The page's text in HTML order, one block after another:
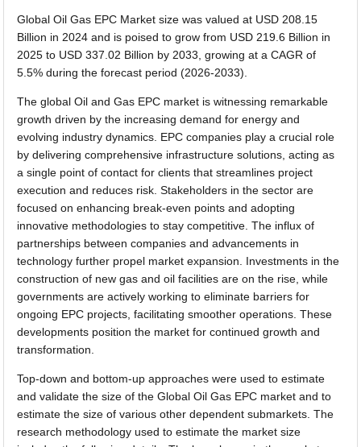
Global Oil Gas EPC Market size was valued at USD 208.15
Billion in 2024 and is poised to grow from USD 219.6 Billion in
2025 to USD 337.02 Billion by 2033, growing at a CAGR of
5.5% during the forecast period (2026-2033).
The global Oil and Gas EPC market is witnessing remarkable
growth driven by the increasing demand for energy and
evolving industry dynamics. EPC companies play a crucial role
by delivering comprehensive infrastructure solutions, acting as
a single point of contact for clients that streamlines project
execution and reduces risk. Stakeholders in the sector are
focused on enhancing break-even points and adopting
innovative methodologies to stay competitive. The influx of
partnerships between companies and advancements in
technology further propel market expansion. Investments in the
construction of new gas and oil facilities are on the rise, while
governments are actively working to eliminate barriers for
ongoing EPC projects, facilitating smoother operations. These
developments position the market for continued growth and
transformation.
Top-down and bottom-up approaches were used to estimate
and validate the size of the Global Oil Gas EPC market and to
estimate the size of various other dependent submarkets. The
research methodology used to estimate the market size